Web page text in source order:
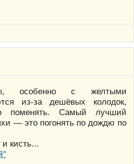
особенно с желтыми
из-за дешёвых колодок,
поменять. Самый лучший
— это погонять по дождю по
кисть...